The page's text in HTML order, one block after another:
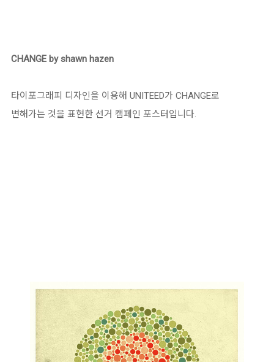
CHANGE by shawn hazen
타이포그래피 디자인을 이용해 UNITEED가 CHANGE로
변해가는 것을 표현한 선거 캠페인 포스터입니다.